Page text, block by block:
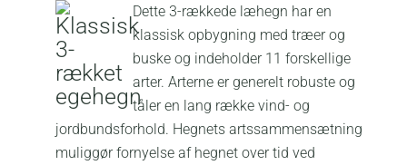
Dette 3-rækkede læhegn har en
klassisk opbygning med træer og
buske og indeholder 11 forskellige
arter. Arterne er generelt robuste og
tåler en lang række vind- og
jordbundsforhold. Hegnets artssammensætning
muliggør fornyelse af hegnet over tid ved